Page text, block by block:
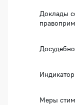
Доклады
Меры